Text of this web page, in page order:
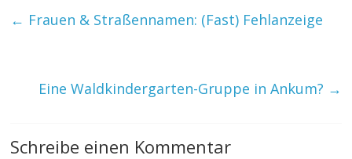
← Frauen & Straßennamen: (Fast) Fehlanzeige
Eine Waldkindergarten-Gruppe in Ankum? →
Schreibe einen Kommentar